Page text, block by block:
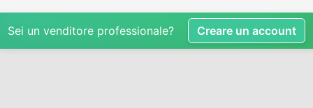
Sei un venditore professionale? Creare un account